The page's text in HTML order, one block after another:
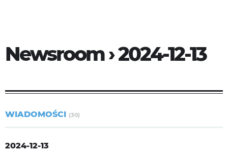
Newsroom › 2024-12-13
WIADOMOŚCI (30)
2024-12-13